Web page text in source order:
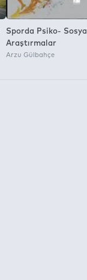
Sporda Psiko- Sosyal
Araştırmalar
Arzu Gülbahçe